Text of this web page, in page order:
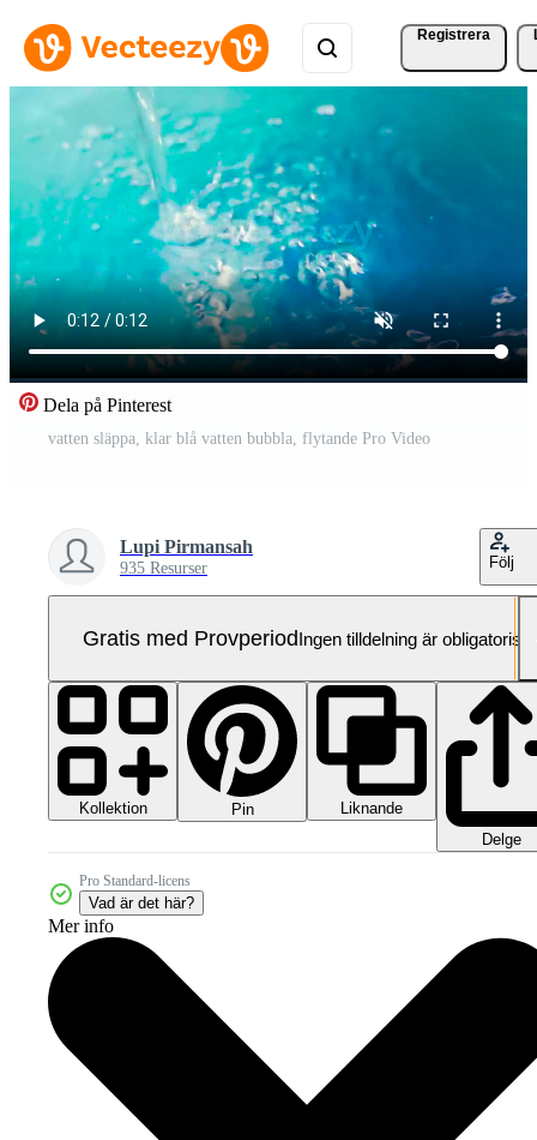
Registrera
Dela på Pinterest
vatten släppa, klar blå vatten bubbla, flytande Pro Video
Lupi Pirmansah
935 Resurser Följ
Gratis med ProvperiodIngen tilldelning är obligatorisk
Kollektion Pin
Liknande
Delge
Pro Standard-licens
Vad är det här?
Mer info